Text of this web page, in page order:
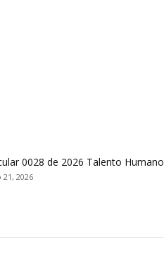
0028 de 2026 Talento Humano
21, 2026